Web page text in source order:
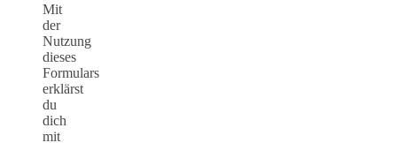
Mit
der
Nutzung
dieses
Formulars
erklärst
du
dich
mit